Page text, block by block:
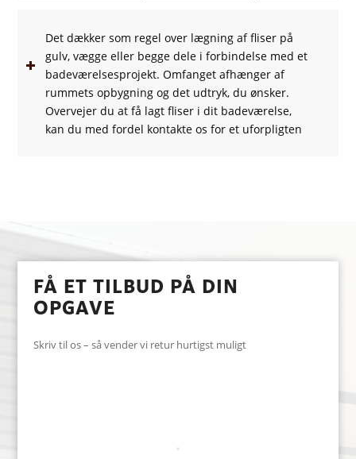
Det dækker som regel over lægning af fliser på
gulv, vægge eller begge dele i forbindelse med et
badeværelsesprojekt. Omfanget afhænger af
rummets opbygning og det udtryk, du ønsker.
Overvejer du at få lagt fliser i dit badeværelse,
kan du med fordel kontakte os for et uforpligten
FÅ ET TILBUD PÅ DIN
OPGAVE
Skriv til os – så vender vi retur hurtigst muligt